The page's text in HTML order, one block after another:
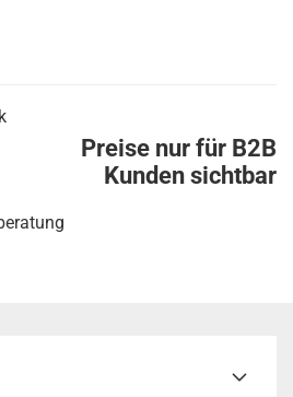
Preise nur für B2B
Kunden sichtbar